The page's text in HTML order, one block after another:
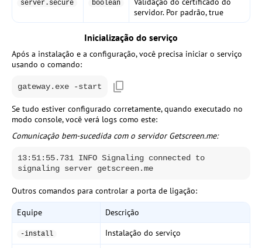
server.secure boolean
servidor. Por padrão,true
Inicialização do serviço
Após a instalação e a configuração, você precisa iniciar o serviço
usando o comando:
gateway.exe -start
Se tudo estiver configurado corretamente, quando executado no
modo console, você verá logs como este:
Comunicação bem-sucedida com o servidor Getscreen.me:
13:51:55.731 INFO Signaling connected to
signaling server getscreen.me
Outros comandos para controlar a porta de ligação:
Equipe Descrição
-install Instalação do serviço